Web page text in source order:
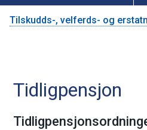
d
T
e
Du
Tilskudds-, velferds- og
Tidligpensjon